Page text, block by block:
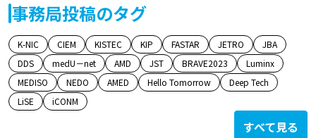
事務局投稿のタグ
K-NIC CIEM KISTEC KIP FASTAR JETRO
JBA
DDS
medU－net AMD JST BRAVE2023
Luminx
MEDISO
NEDO AMED Hello Tomorrow
Deep Tech
LiSE
iCONM
すべて見る